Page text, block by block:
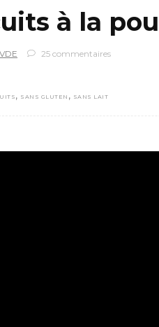
à la
25 commentaires
, SANS GLUTEN , SANS LAIT